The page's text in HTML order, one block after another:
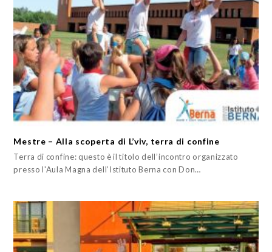
Mestre – Alla scoperta di L’viv, terra di confine
Terra di confine: questo è il titolo dell’incontro organizzato
presso l'Aula Magna dell’Istituto Berna con Don…